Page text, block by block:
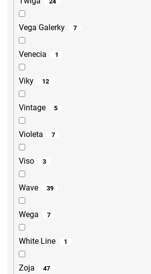
Vega Galerky 7
Venecia 1
Viky 12
Vintage 5
Violeta 7
Viso 3
Wave 39
Wega 7
White Line 1
Zoja 47